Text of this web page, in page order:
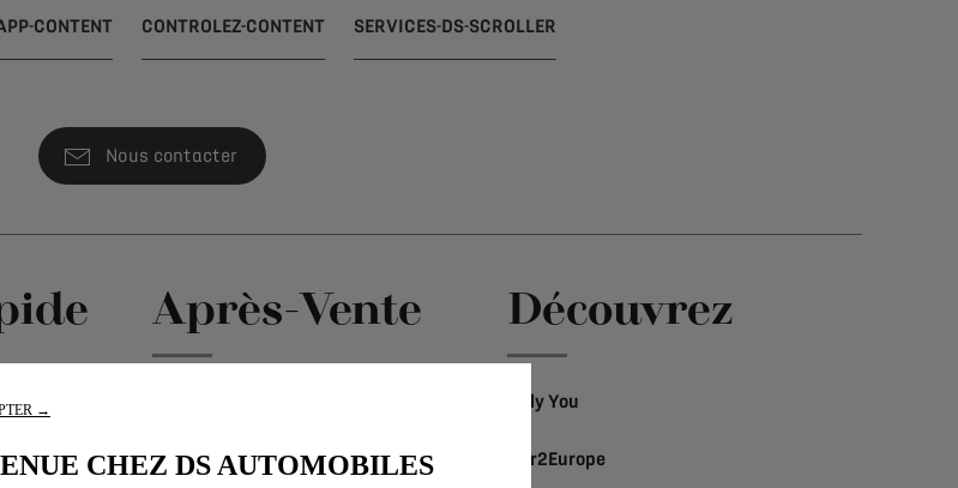
CONTENT CONTROLEZ-CONTENT SERVICES-DS-SCROLLER
Nous contacter
Après-Vente
Campagne de rappel
Découvrez
Only You
Car2Europe
→
CHEZ DS AUTOMOBILES